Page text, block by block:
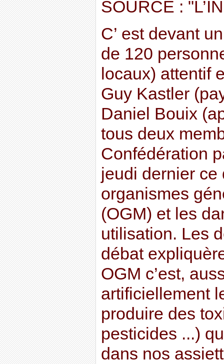
SOURCE :
C’ est devant
de 120
locaux) attentif
Guy Kastler
Daniel Bouix
tous deux
Confédération
jeudi dernier ce
organismes
(OGM) et les
utilisation. Les
débat
OGM c’est,
artificiellement
produire des
pesticides ...)
dans nos